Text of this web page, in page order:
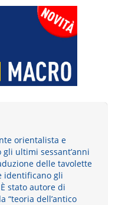
orientalista e
ultimi sessant’anni
delle tavolette
identificano gli
stato autore di
“teoria dell’antico